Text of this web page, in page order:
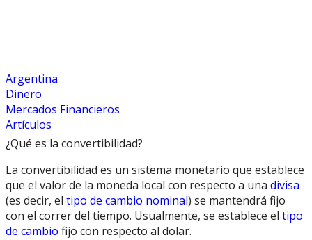
Argentina
Dinero
Mercados Financieros
Artículos
¿Qué es la convertibilidad?
La convertibilidad es un sistema monetario que establece
que el valor de la moneda local con respecto a una divisa
(es decir, el tipo de cambio nominal) se mantendrá fijo
con el correr del tiempo. Usualmente, se establece el tipo
de cambio fijo con respecto al dolar.